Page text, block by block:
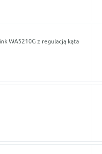
WA5210G z regulacją kąta